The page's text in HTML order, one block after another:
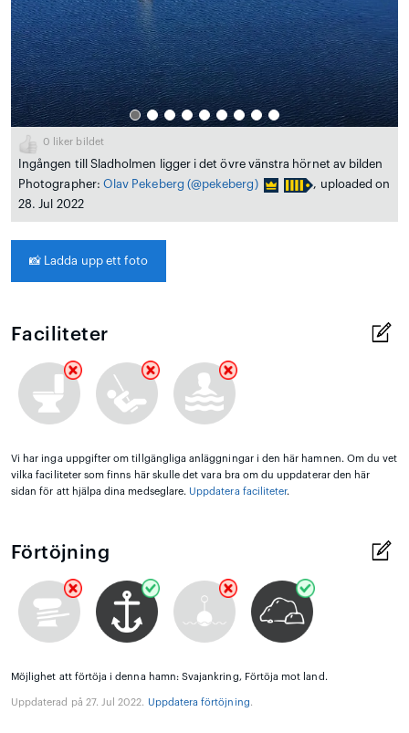
0 liker bildet
Ingången till Sladholmen ligger i det övre vänstra hörnet av bilden
Photographer: Olav Pekeberg (@pekeberg)
, uploaded on
28. Jul 2022
📸 Ladda upp ett foto
Faciliteter
Vi har inga uppgifter om tillgängliga anläggningar i den här hamnen. Om du vet
vilka faciliteter som finns här skulle det vara bra om du uppdaterar den här
sidan för att hjälpa dina medseglare. Uppdatera faciliteter.
Förtöjning
Möjlighet att förtöja i denna hamn: Svajankring, Förtöja mot land.
Uppdaterad på 27. Jul 2022. Uppdatera förtöjning.